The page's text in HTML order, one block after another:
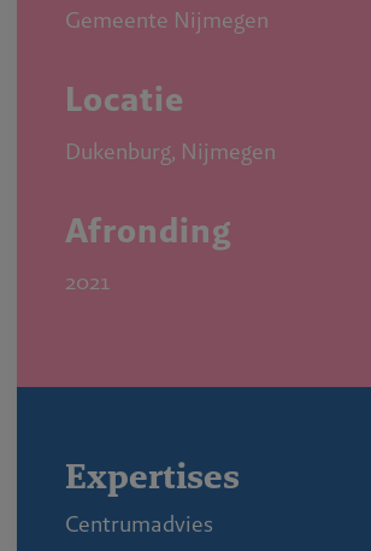
Gemeente Nijmegen
Locatie
Dukenburg, Nijmegen
Afronding
2021
Expertises
Centrumadvies